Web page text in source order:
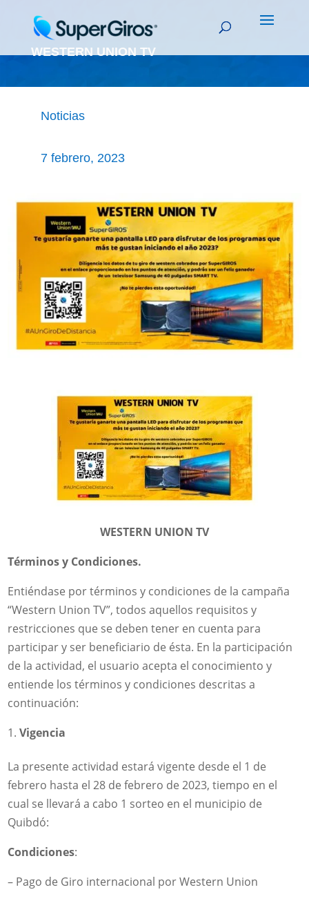
WESTERN UNION TV
Noticias
7 febrero, 2023
WESTERN UNION TV
Términos y Condiciones.
Entiéndase por términos y condiciones de la campaña
“Western Union TV”, todos aquellos requisitos y
restricciones que se deben tener en cuenta para
participar y ser beneficiario de ésta. En la participación
de la actividad, el usuario acepta el conocimiento y
entiende los términos y condiciones descritas a
continuación:
Vigencia
La presente actividad estará vigente desde el 1 de
febrero hasta el 28 de febrero de 2023, tiempo en el
cual se llevará a cabo 1 sorteo en el municipio de
Quibdó:
Condiciones:
– Pago de Giro internacional por Western Union